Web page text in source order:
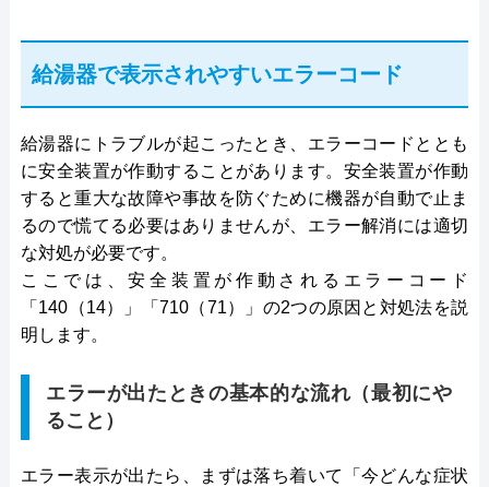
給湯器で表示されやすいエラーコード
給湯器にトラブルが起こったとき、エラーコードととも
に安全装置が作動することがあります。安全装置が作動
すると重大な故障や事故を防ぐために機器が自動で止ま
るので慌てる必要はありませんが、エラー解消には適切
な対処が必要です。
ここでは、安全装置が作動されるエラーコード
「140（14）」「710（71）」の2つの原因と対処法を説
明します。
エラーが出たときの基本的な流れ（最初にや
ること）
エラー表示が出たら、まずは落ち着いて「今どんな症状